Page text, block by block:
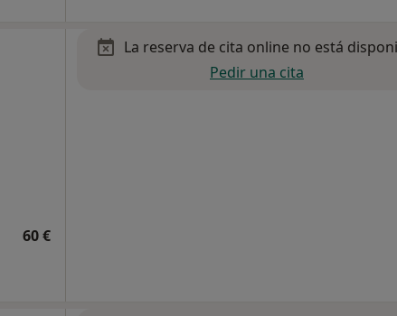
60 €
La reserva de cita online no está
Pedir una cita